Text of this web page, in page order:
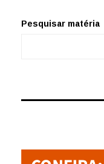
Pesquisar matéria